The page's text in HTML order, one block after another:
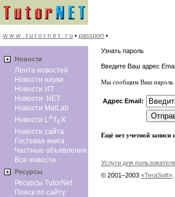
w w w . t u t o r n e t . r u • passport •
Новоcти
Лента новостей
Новости науки
Новости ИТ
Новости .NET
Новости MatLab
Новости LATEX
Новости сайта
Гостевая книга
Частные объявления
Все новости
Ресурсы
Ресурсы TutorNet
Поиск по сайту
Узнать пароль
Введите Ваш адрес
Мы сообщим Ваш пароль
Адрес Email:
Ещё нет учетной записи
Услуги для
© 2001–2003 «TeraSoft»